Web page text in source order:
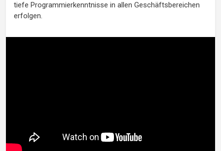
tiefe Programmierkenntnisse in allen Geschäftsbereichen
erfolgen.